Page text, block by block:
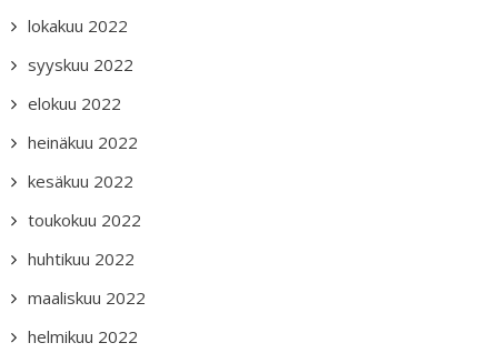
lokakuu 2022
syyskuu 2022
elokuu 2022
heinäkuu 2022
kesäkuu 2022
toukokuu 2022
huhtikuu 2022
maaliskuu 2022
helmikuu 2022